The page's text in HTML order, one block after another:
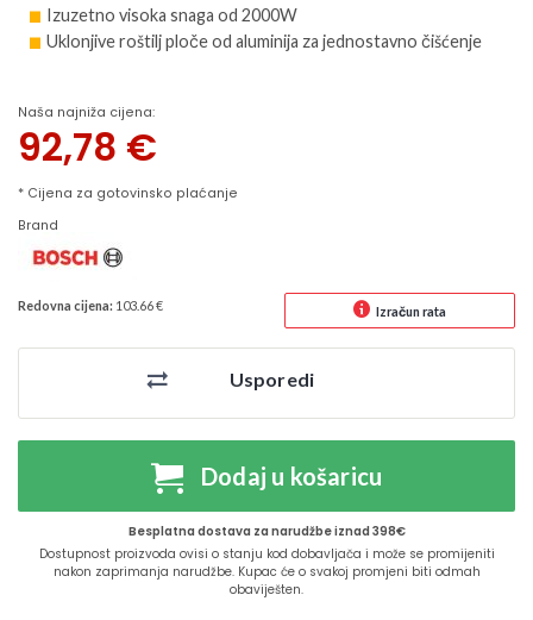
Izuzetno visoka snaga od 2000W
Uklonjive roštilj ploče od aluminija za jednostavno čišćenje
Naša najniža cijena:
92,78 €
* Cijena za gotovinsko plaćanje
Brand
Redovna cijena: 103.66 € Izračun rata
Usporedi
Dodaj u košaricu
Besplatna dostava za narudžbe iznad 398€
Dostupnost proizvoda ovisi o stanju kod dobavljača i može se promijeniti
nakon zaprimanja narudžbe. Kupac će o svakoj promjeni biti odmah
obaviješten.